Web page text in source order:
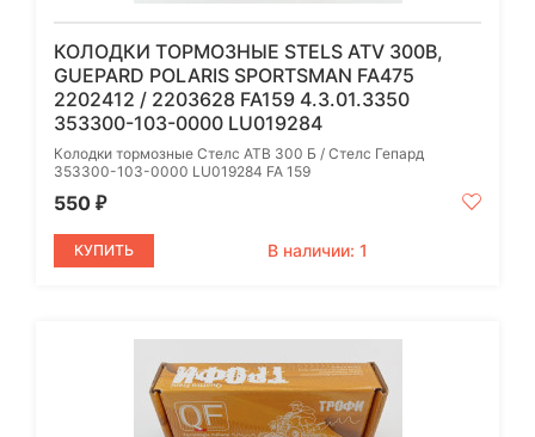
КОЛОДКИ ТОРМОЗНЫЕ STELS ATV 300B,
GUEPARD POLARIS SPORTSMAN FA475
2202412 / 2203628 FA159 4.3.01.3350
353300-103-0000 LU019284
Колодки тормозные Стелс АТВ 300 Б / Стелс Гепард
353300-103-0000 LU019284 FA 159
550 ₽
КУПИТЬ В наличии: 1